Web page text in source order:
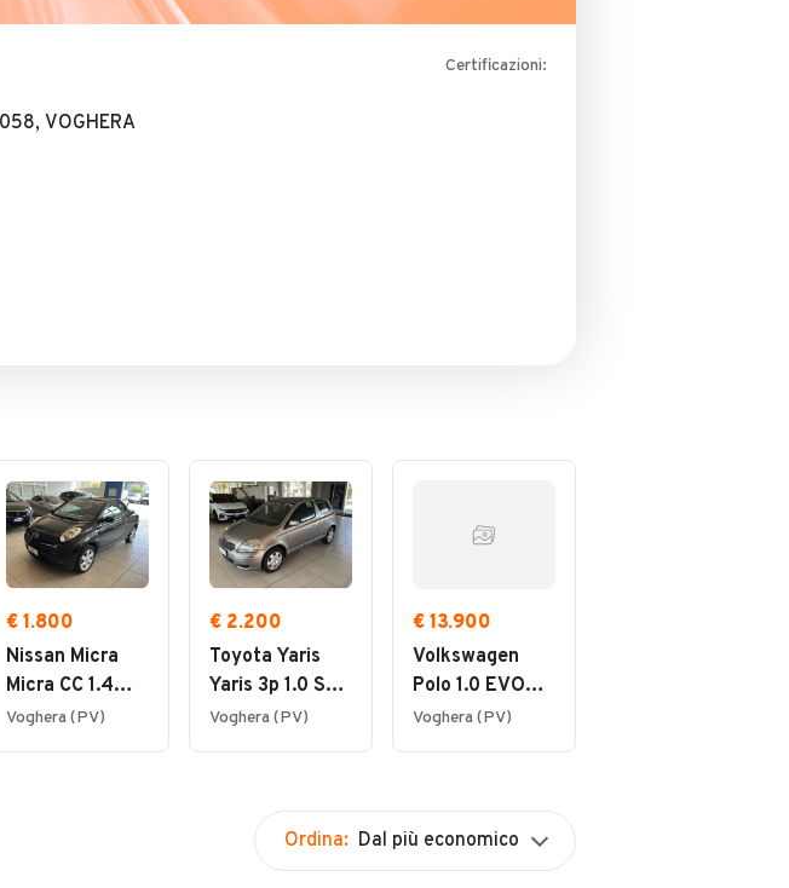
Certificazioni:
VOGHERA
€ 1.800
Nissan Micra
Micra CC 1.4
Sport
Voghera (PV)
€ 2.200
Toyota Yaris
Yaris 3p 1.0 Sol
Frizione Nuova
Voghera (PV)
€ 13.900
Volkswagen
Polo 1.0 EVO
80cv Sport
Voghera (PV)
Ordina: Dal più economico